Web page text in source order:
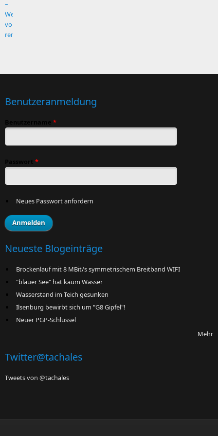
Benutzeranmeldung
Benutzername *
Passwort *
Neues Passwort anfordern
Neueste Blogeinträge
Brockenlauf mit 8 MBit/s symmetrischem Breitband WIFI
"blauer See" hat kaum Wasser
Wasserstand im Teich gesunken
Ilsenburg bewirbt sich um "G8 Gipfel"!
Neuer PGP-Schlüssel
Mehr
Twitter@tachales
Tweets von @tachales